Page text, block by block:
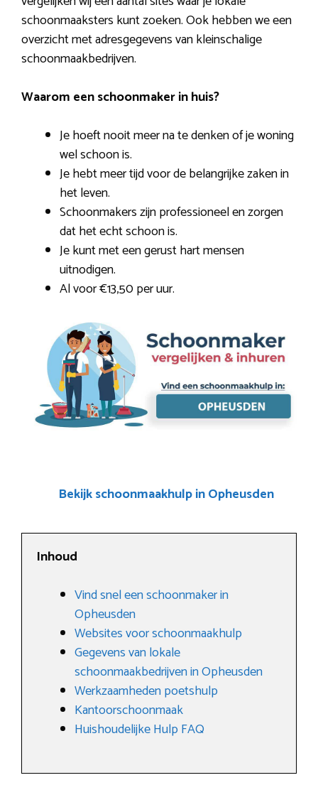
schoonmaaksters kunt zoeken. Ook hebben we een
overzicht met adresgegevens van kleinschalige
schoonmaakbedrijven.
Waarom een schoonmaker in huis?
Je hoeft nooit meer na te denken of je woning
wel schoon is.
Je hebt meer tijd voor de belangrijke zaken in
het leven.
Schoonmakers zijn professioneel en zorgen
dat het echt schoon is.
Je kunt met een gerust hart mensen
uitnodigen.
Al voor €13,50 per uur.
Bekijk schoonmaakhulp in Opheusden
Inhoud
Vind snel een schoonmaker in
Opheusden
Websites voor schoonmaakhulp
Gegevens van lokale
schoonmaakbedrijven in Opheusden
Werkzaamheden poetshulp
Kantoorschoonmaak
Huishoudelijke Hulp FAQ